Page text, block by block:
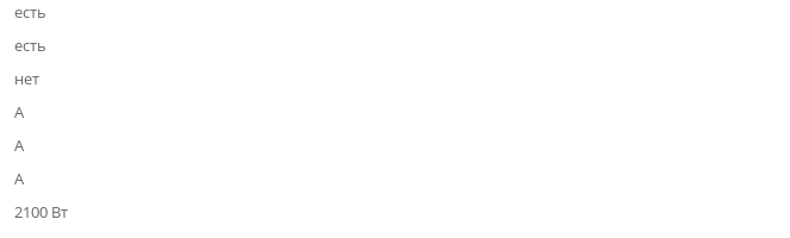
есть
есть
нет
A
A
A
2100 Вт